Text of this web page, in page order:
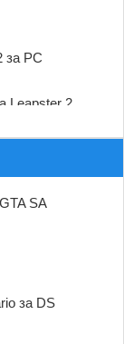
за PC
Leapster 2
SA
за DS